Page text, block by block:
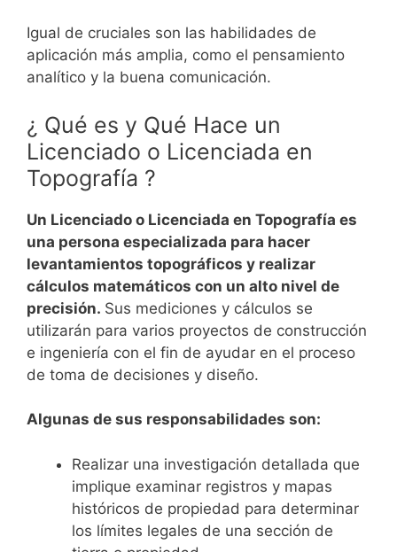
Igual de cruciales son las habilidades de
aplicación más amplia, como el pensamiento
analítico y la buena comunicación.
¿ Qué es y Qué Hace un
Licenciado o Licenciada en
Topografía ?
Un Licenciado o Licenciada en Topografía es
una persona especializada para hacer
levantamientos topográficos y realizar
cálculos matemáticos con un alto nivel de
precisión. Sus mediciones y cálculos se
utilizarán para varios proyectos de construcción
e ingeniería con el fin de ayudar en el proceso
de toma de decisiones y diseño.
Algunas de sus responsabilidades son:
Realizar una investigación detallada que
implique examinar registros y mapas
históricos de propiedad para determinar
los límites legales de una sección de